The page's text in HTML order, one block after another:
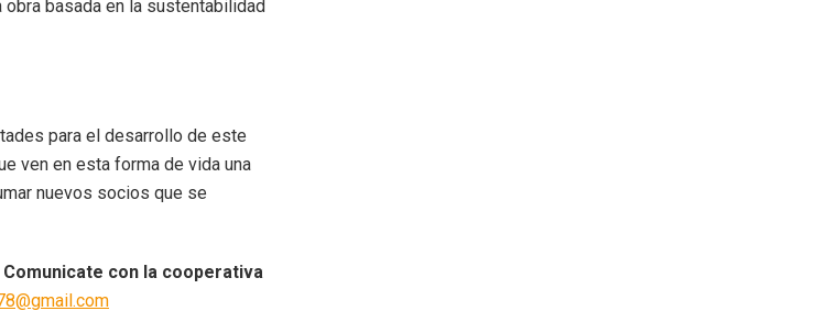
basada en la sustentabilidad
para el desarrollo de este
ven en esta forma de vida una
nuevos socios que se
Comunicate con la cooperativa